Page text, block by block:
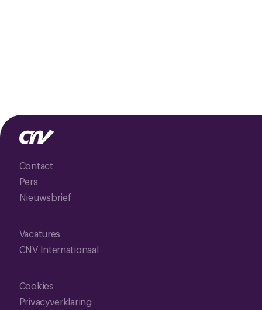
Contact
Pers
Nieuwsbrief
Vacatures
CNV Internationaal
Cookies
Privacyverklaring